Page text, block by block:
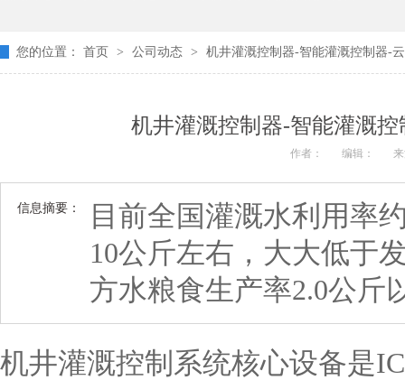
您的位置： 首页 > 公司动态 > 机井灌溉控制器-智能灌溉控制器-
机井灌溉控制器-智能灌溉
作者： 编辑：
信息摘要：
目前全国灌溉水利用率
10公斤左右，大大低于
方水粮食生产率2.0公
机井灌溉控制系统核心设备是